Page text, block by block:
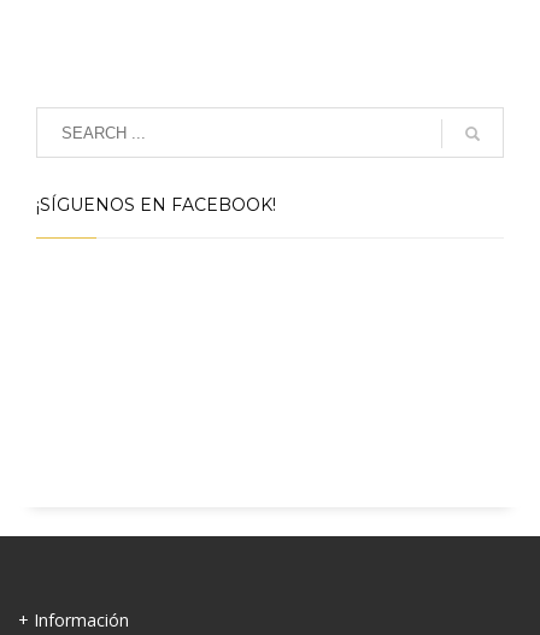
¡SÍGUENOS EN FACEBOOK!
+ Información